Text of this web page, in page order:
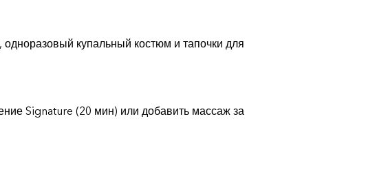
купальный костюм и тапочки для
Signature (20 мин) или добавить массаж за